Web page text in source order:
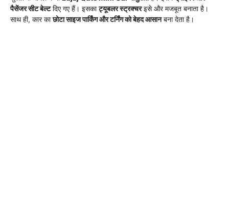
पैसेंजर सीट बेल्टदिए गए हैं। इसकाट्यूबलर स्ट्रक्चरइसे और मजबूत बनाता है।
साथ ही, कार काछोटा साइज पार्किंग और टर्निंग को बेहद आसानबना देता है।